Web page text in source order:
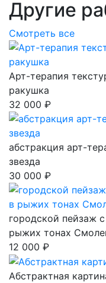
Другие
Смотреть все
Арт-терапия
ракушка
32 000 ₽
абстракция арт-
звезда
30 000 ₽
городской пейзаж
рыжих тонах
12 000 ₽
Абстрактная